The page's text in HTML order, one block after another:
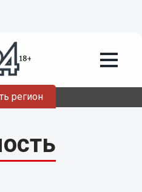
регион